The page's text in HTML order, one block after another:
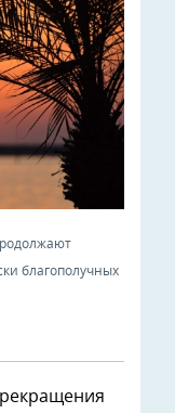
благополучных